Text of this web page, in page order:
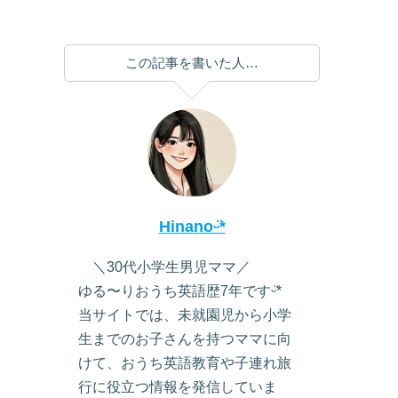
この記事を書いた人…
Hinanoᵕ̈*
＼30代小学生男児ママ／
ゆる〜りおうち英語歴7年ですᵕ̈*
当サイトでは、未就園児から小学
生までのお子さんを持つママに向
けて、おうち英語教育や子連れ旅
行に役立つ情報を発信していま